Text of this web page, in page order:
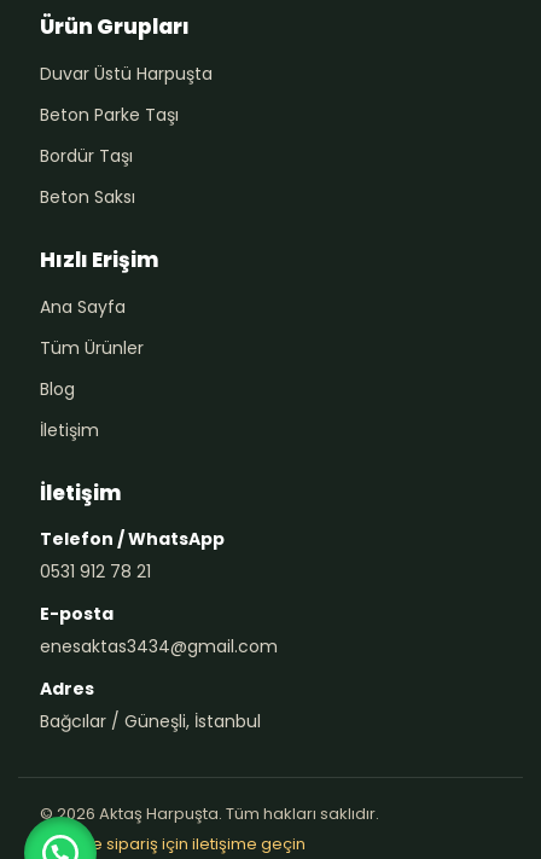
Ürün Grupları
Duvar Üstü Harpuşta
Beton Parke Taşı
Bordür Taşı
Beton Saksı
Hızlı Erişim
Ana Sayfa
Tüm Ürünler
Blog
İletişim
İletişim
Telefon / WhatsApp
0531 912 78 21
E-posta
enesaktas3434@gmail.com
Adres
Bağcılar / Güneşli, İstanbul
© 2026 Aktaş Harpuşta. Tüm hakları saklıdır.
Teklif ve sipariş için iletişime geçin